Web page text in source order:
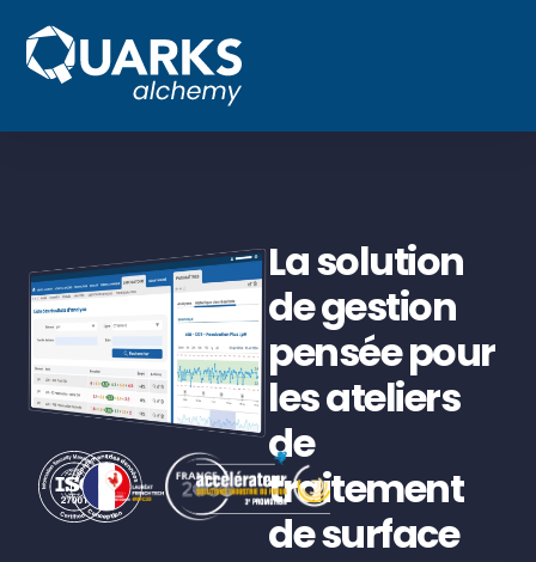
La solution
de gestion
pensée pour
les ateliers
de
traitement
de surface